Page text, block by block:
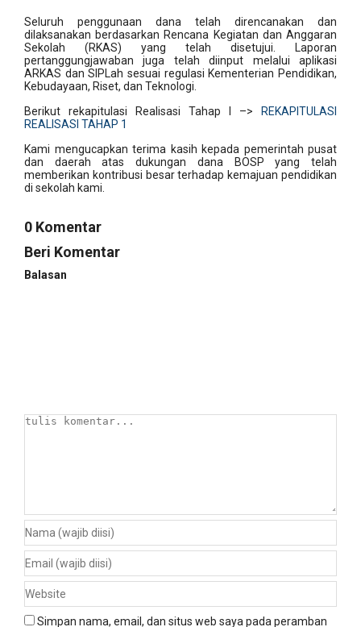
Seluruh penggunaan dana telah direncanakan dan
dilaksanakan berdasarkan Rencana Kegiatan dan Anggaran
Sekolah (RKAS) yang telah disetujui. Laporan
pertanggungjawaban juga telah diinput melalui aplikasi
ARKAS dan SIPLah sesuai regulasi Kementerian Pendidikan,
Kebudayaan, Riset, dan Teknologi.
Berikut rekapitulasi Realisasi Tahap I –>
REKAPITULASI
REALISASI TAHAP 1
Kami mengucapkan terima kasih kepada pemerintah pusat
dan daerah atas dukungan dana BOSP yang telah
memberikan kontribusi besar terhadap kemajuan pendidikan
di sekolah kami.
0 Komentar
Beri Komentar
Balasan
Simpan nama, email, dan situs web saya pada peramban